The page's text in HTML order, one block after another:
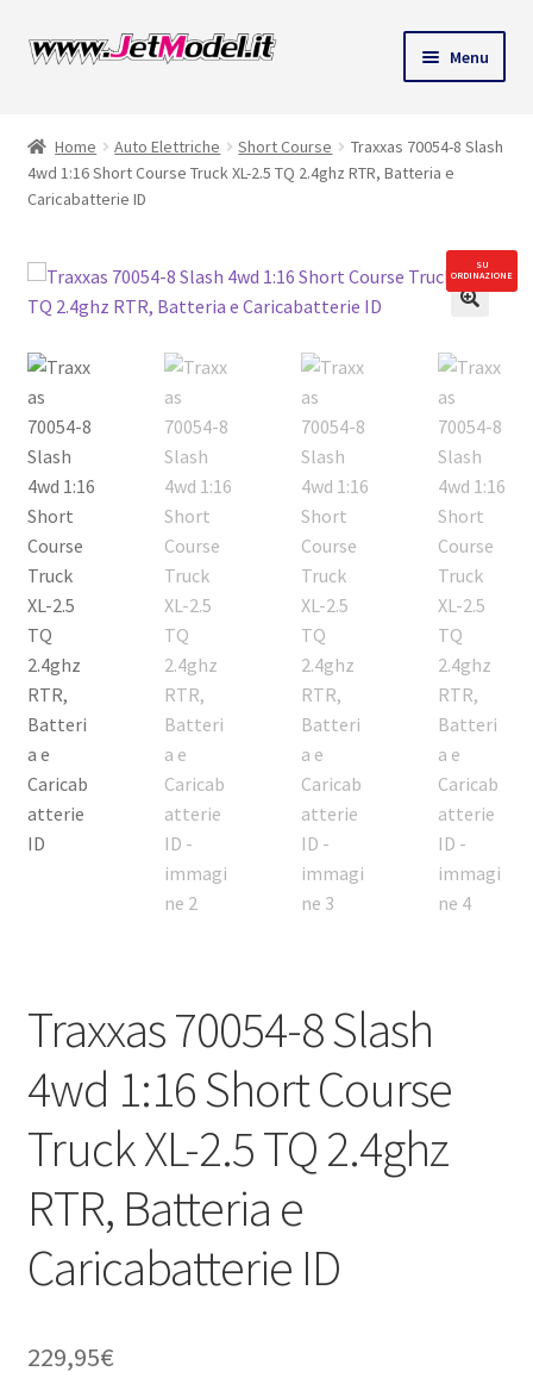
Vai
alla
Vai
Menu
Home Auto Elettriche Short Course
Traxxas 70054-8 Slash
4wd 1:16 Short Course Truck XL-2.5 TQ 2.4ghz RTR, Batteria e
Caricabatterie ID
SU
ORDINAZIONE
Traxxas 70054-8 Slash
4wd 1:16 Short Course
Truck XL-2.5 TQ 2.4ghz
RTR, Batteria e
Caricabatterie ID
229,95€